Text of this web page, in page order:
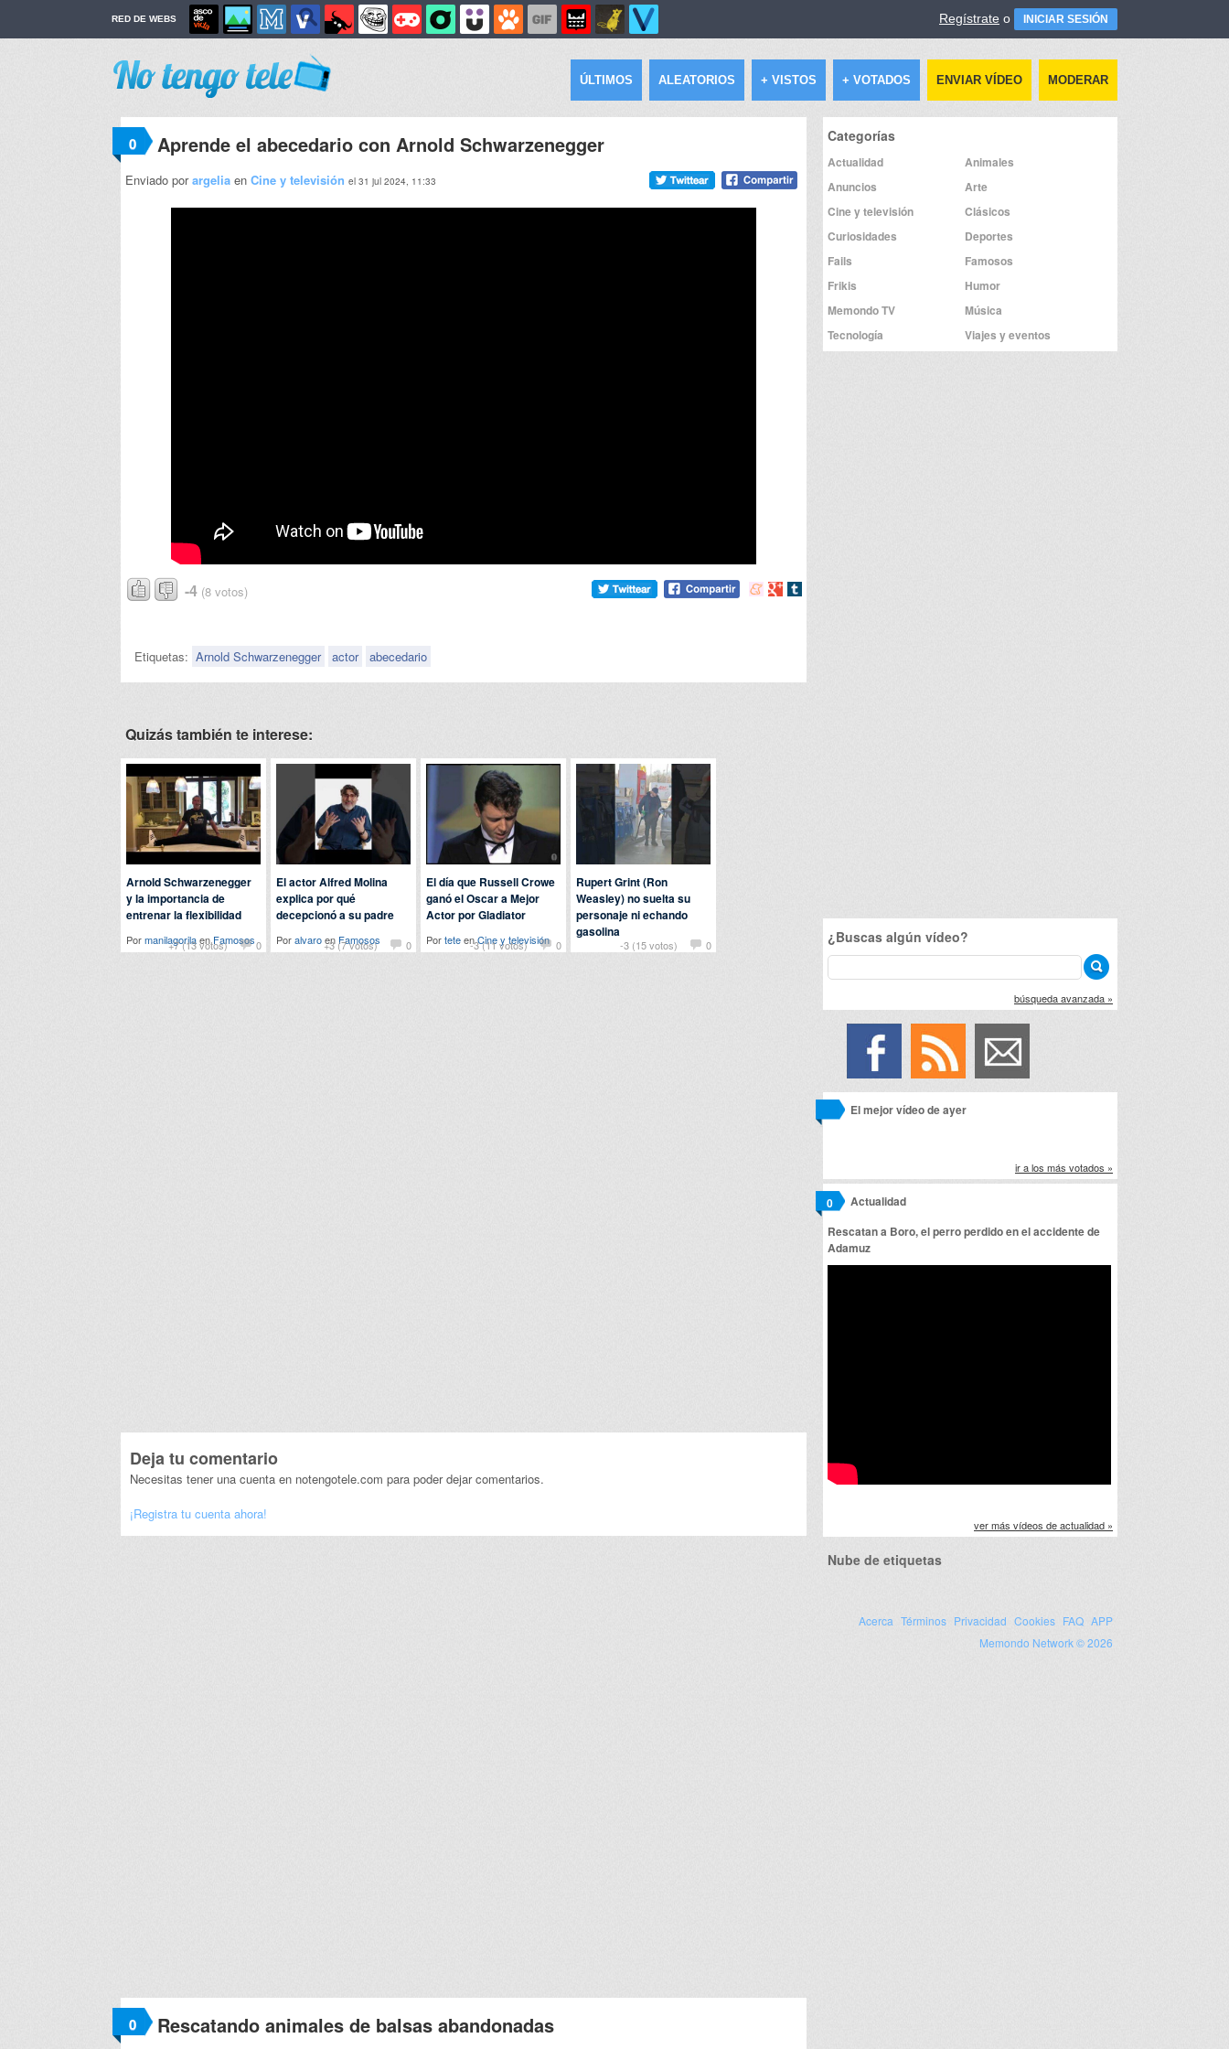
RED DE WEBS Regístrate o INICIAR SESIÓN
ÚLTIMOS ALEATORIOS + VISTOS + VOTADOS ENVIAR VÍDEO MODERAR
0 Aprende el abecedario con Arnold Schwarzenegger
Enviado porargelia en Cine y televisión el 31 jul 2024, 11:33
-4 (8 votos)
Compartir
Compartir
Compartir
Etiquetas: Arnold Schwarzenegger actor abecedario
Quizás también te interese:
+7 (13 votos) 0
Arnold Schwarzenegger
y la importancia de
entrenar la flexibilidad
PormanilagorilaenFamosos +3 (7 votos) 0
El actor Alfred Molina
explica por qué
decepcionó a su padre
Poralvaroen Famosos -3 (11 votos) 0
El día que Russell Crowe
ganó el Oscar a Mejor
Actor por Gladiator
PorteteenCine y televisión -3 (15 votos) 0
Rupert Grint (Ron
Weasley) no suelta su
personaje ni echando
gasolina
PordetrianaenFamosos
Deja tu comentario
Necesitas tener una cuenta en notengotele.com para poder dejar comentarios.
¡Registra tu cuenta ahora!
0 Rescatando animales de balsas abandonadas
Categorías
Actualidad
Animales
Anuncios
Arte
Cine y televisión
Clásicos
Curiosidades
Deportes
Fails
Famosos
Frikis
Humor
Memondo TV
Música
Tecnología
Viajes y eventos
¿Buscas algún vídeo?
búsqueda avanzada »
El mejor vídeo de ayer
ir a los más votados »
Actualidad
0
Rescatan a Boro, el perro perdido en el accidente de
Adamuz
ver más vídeos de actualidad »
Nube de etiquetas
Acerca Términos Privacidad Cookies FAQ APP
Memondo Network © 2026